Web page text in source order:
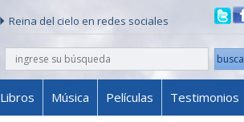
Reina del cielo en redes sociales
buscar
Libros Música Películas Testimonios